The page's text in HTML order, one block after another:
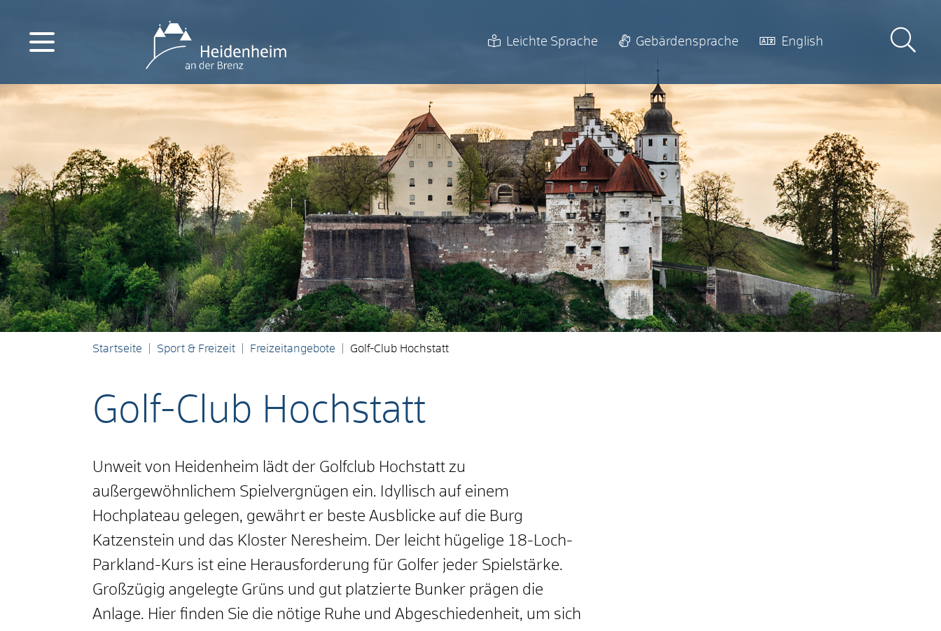
Leichte Sprache Gebärdensprache English
Startseite Sport & Freizeit Freizeitangebote Golf-Club Hochstatt
Golf-Club Hochstatt
Unweit von Heidenheim lädt der Golfclub Hochstatt zu
außergewöhnlichem Spielvergnügen ein. Idyllisch auf einem
Hochplateau gelegen, gewährt er beste Ausblicke auf die Burg
Katzenstein und das Kloster Neresheim. Der leicht hügelige 18-Loch-
Parkland-Kurs ist eine Herausforderung für Golfer jeder Spielstärke.
Großzügig angelegte Grüns und gut platzierte Bunker prägen die
Anlage. Hier finden Sie die nötige Ruhe und Abgeschiedenheit, um sich